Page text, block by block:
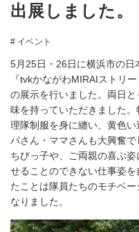
出展しました。
# イベント
5月25日・26日に横浜市の日
『tvkかながわMIRAIストリ
の展示を行いました。両日
味を持っていただきました
理隊制服を身に纏い、黄色
パさん・ママさんも大興奮で
ちびっ子や、ご両親の喜ぶ
せることのできない仕事姿
たことは隊員たちのモチベ
なりました。